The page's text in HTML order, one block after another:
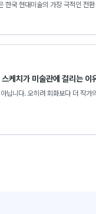
한국 현대미술의 가장 극적인 전
케치가 미술관에 걸리는 이
닙니다. 오히려 회화보다 더 작